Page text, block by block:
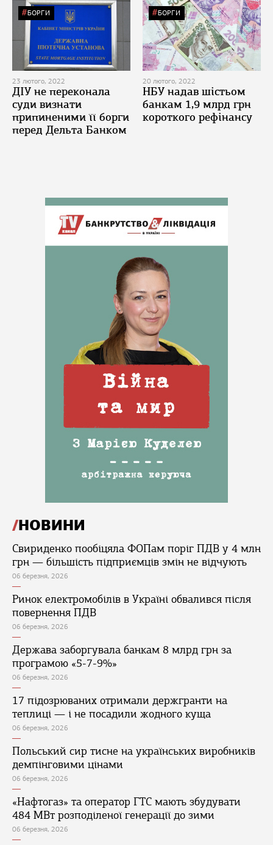
БОРГИ
23 лютого, 2022
ДІУ не переконала
суди визнати
припиненими її борги
перед Дельта Банком
БОРГИ
20 лютого, 2022
НБУ надав шістьом
банкам 1,9 млрд грн
короткого рефінансу
НОВИНИ
Свириденко пообіцяла ФОПам поріг ПДВ у 4 млн
грн — більшість підприємців змін не відчують
06 березня, 2026
Ринок електромобілів в Україні обвалився після
повернення ПДВ
06 березня, 2026
Держава заборгувала банкам 8 млрд грн за
програмою «5-7-9%»
06 березня, 2026
17 підозрюваних отримали держгранти на
теплиці — і не посадили жодного куща
06 березня, 2026
Польський сир тисне на українських виробників
демпінговими цінами
06 березня, 2026
«Нафтогаз» та оператор ГТС мають збудувати
484 МВт розподіленої генерації до зими
06 березня, 2026